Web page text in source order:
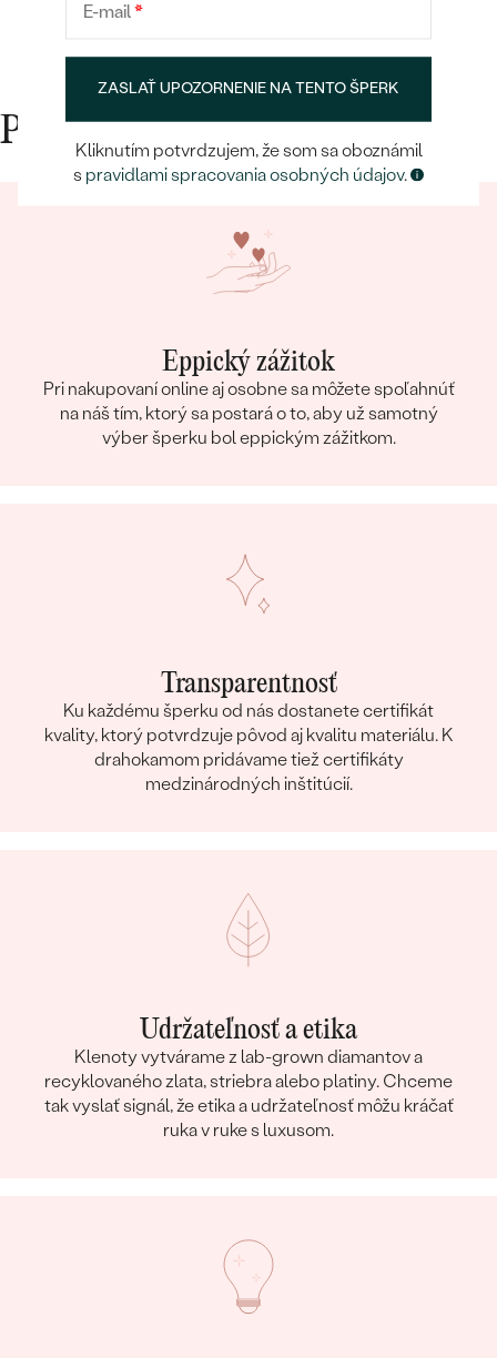
Prečo nakupovať v Eppi
Eppický zážitok
Pri nakupovaní online aj osobne sa môžete spoľahnúť
na náš tím, ktorý sa postará o to, aby už samotný
výber šperku bol eppickým zážitkom.
Transparentnosť
Ku každému šperku od nás dostanete certifikát
kvality, ktorý potvrdzuje pôvod aj kvalitu materiálu. K
drahokamom pridávame tiež certifikáty
medzinárodných inštitúcií.
Udržateľnosť a etika
Klenoty vytvárame z lab-grown diamantov a
recyklovaného zlata, striebra alebo platiny. Chceme
tak vyslať signál, že etika a udržateľnosť môžu kráčať
ruka v ruke s luxusom.
E-mail*
ZASLAŤ UPOZORNENIE NA TENTO ŠPERK
Kliknutím potvrdzujem, že som sa oboznámil
s pravidlami spracovania osobných údajov.